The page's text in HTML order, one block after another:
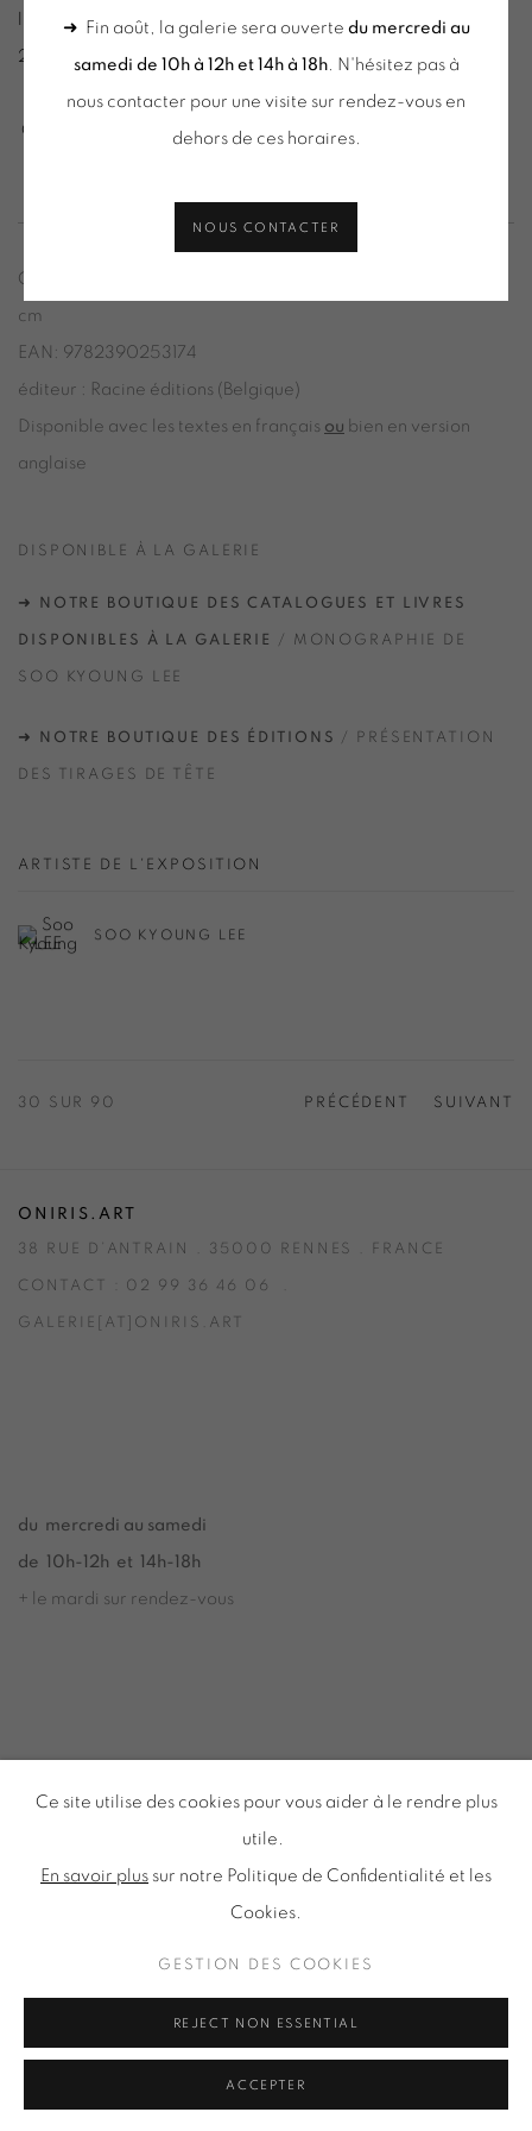
l'occasion de notre exposition annuelle des Petits Formats
2024-2025.
Cet ouvrage a reçu l'aide à la première édition du CNAP
Couverture cartonnée tissée / 224 pages / format 30,2 x 23
cm
EAN: 9782390253174
éditeur : Racine éditions (Belgique)
Disponible avec les textes en français ou bien en version
anglaise
DISPONIBLE À LA GALERIE
➜ NOTRE BOUTIQUE DES CATALOGUES ET LIVRES
DISPONIBLES À LA GALERIE / MONOGRAPHIE DE
SOO KYOUNG LEE
➜ NOTRE BOUTIQUE DES ÉDITIONS / PRÉSENTATION
DES TIRAGES DE TÊTE
ARTISTE DE L'EXPOSITION
SOO KYOUNG LEE
PRÉCÉDENT SUIVANT
30 SUR 90
ONIRIS.ART
38 RUE D’ANTRAIN . 35000 RENNES . FRANCE
CONTACT : 02 99 36 46 06 .
GALERIE[AT]ONIRIS.ART
du mercredi au samedi
de 10h-12h et 14h-18h
+ le mardi sur rendez-vous
NEWSLETTER
TOUS DROITS RÉSERVÉS © ONIRIS NEO SARL 2026
Ce site utilise des cookies pour vous aider à le rendre plus
utile.
En savoir plus sur notre Politique de Confidentialité et les
Cookies.
GESTION DES COOKIES
REJECT NON ESSENTIAL
ACCEPTER
➜ Fin août, la galerie sera ouverte du mercredi au
samedi de 10h à 12h et 14h à 18h. N'hésitez pas à
nous contacter pour une visite sur rendez-vous en
dehors de ces horaires.
NOUS CONTACTER